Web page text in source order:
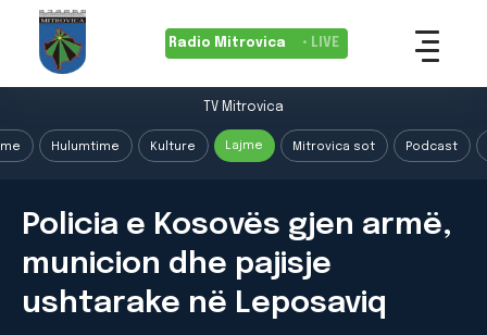
Radio Mitrovica • LIVE
TV Mitrovica
Hulumtime Kulture Lajme Mitrovica sot Podcast
Policia e Kosovës gjen armë,
municion dhe pajisje
ushtarake në Leposaviq